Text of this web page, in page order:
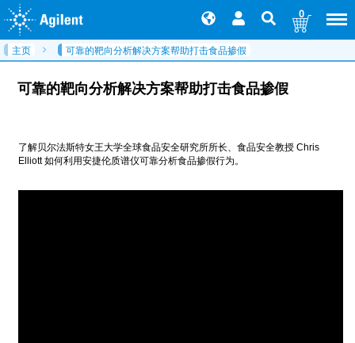
0
主页 可靠的靶向分析解决方案帮助打击食品掺假
可靠的靶向分析解决方案帮助打击食品掺假